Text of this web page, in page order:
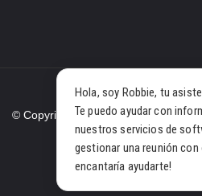
© Copyright 2021 Visualtis S.L.
Hola, soy Robbie, tu
Te puedo ayudar con
nuestros servicios de
gestionar una reunión con
encantaría ayudarte!